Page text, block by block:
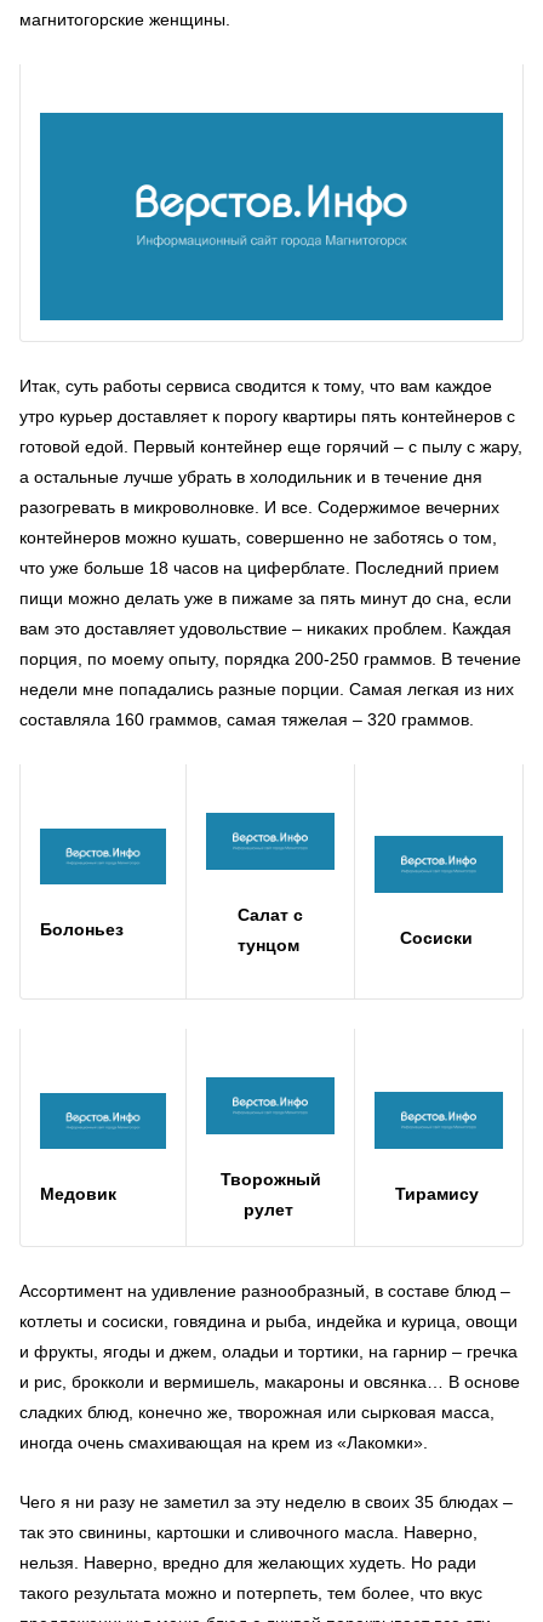
магнитогорские женщины.
Итак, суть работы сервиса сводится к тому, что вам каждое
утро курьер доставляет к порогу квартиры пять контейнеров с
готовой едой. Первый контейнер еще горячий – с пылу с жару,
а остальные лучше убрать в холодильник и в течение дня
разогревать в микроволновке. И все. Содержимое вечерних
контейнеров можно кушать, совершенно не заботясь о том,
что уже больше 18 часов на циферблате. Последний прием
пищи можно делать уже в пижаме за пять минут до сна, если
вам это доставляет удовольствие – никаких проблем. Каждая
порция, по моему опыту, порядка 200-250 граммов. В течение
недели мне попадались разные порции. Самая легкая из них
составляла 160 граммов, самая тяжелая – 320 граммов.
Болоньез
Салат с
тунцом
Сосиски
Медовик
Творожный
рулет
Тирамису
Ассортимент на удивление разнообразный, в составе блюд –
котлеты и сосиски, говядина и рыба, индейка и курица, овощи
и фрукты, ягоды и джем, оладьи и тортики, на гарнир – гречка
и рис, брокколи и вермишель, макароны и овсянка… В основе
сладких блюд, конечно же, творожная или сырковая масса,
иногда очень смахивающая на крем из «Лакомки».
Чего я ни разу не заметил за эту неделю в своих 35 блюдах –
так это свинины, картошки и сливочного масла. Наверно,
нельзя. Наверно, вредно для желающих худеть. Но ради
такого результата можно и потерпеть, тем более, что вкус